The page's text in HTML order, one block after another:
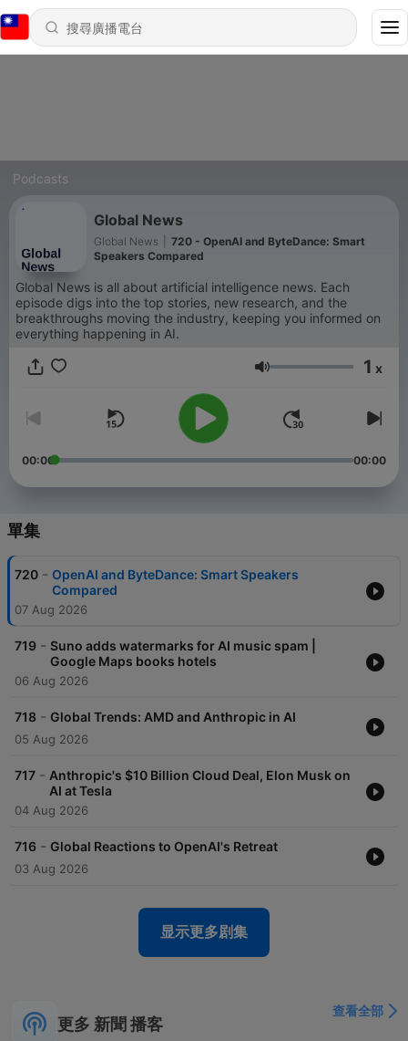
Podcasts
Global News
Global News
720 - OpenAI and ByteDance: Smart
Speakers Compared
Global News is all about artificial intelligence news. Each
episode digs into the top stories, new research, and the
breakthroughs moving the industry, keeping you informed on
everything happening in AI.
音量 1 x
00:00 00:00
單集
720 - OpenAI and ByteDance: Smart Speakers
Compared
07 Aug 2026
719 - Suno adds watermarks for AI music spam |
Google Maps books hotels
06 Aug 2026
718 - Global Trends: AMD and Anthropic in AI
05 Aug 2026
717 - Anthropic's $10 Billion Cloud Deal, Elon Musk on
AI at Tesla
04 Aug 2026
716 - Global Reactions to OpenAI's Retreat
03 Aug 2026
显示更多剧集
更多 新聞 播客
查看全部